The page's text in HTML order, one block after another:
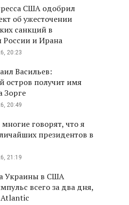
США одобрил
об ужесточении
санкций в
России и Ирана
20:23
Васильев:
остров получит имя
Зорге
20:49
говорят, что я
президентов в
21:19
Украины в США
всего за два дня,